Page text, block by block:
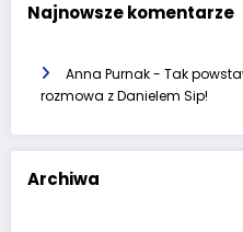
Najnowsze komentarze
Anna Purnak- Tak
rozmowa z Danielem Sip!
Archiwa